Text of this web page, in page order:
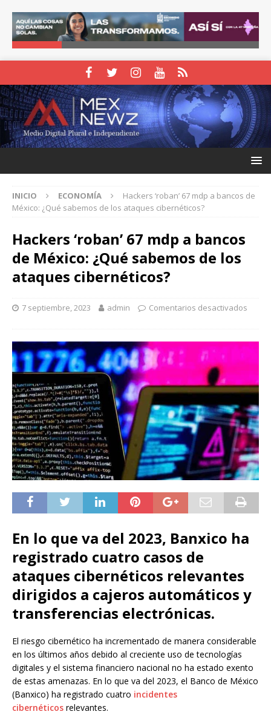
INICIO ECONOMÍA
Hackers ‘roban’ 67 mdp a bancos de
México: ¿Qué sabemos de los ataques cibernéticos?
Hackers ‘roban’ 67 mdp a bancos
de México: ¿Qué sabemos de los
ataques cibernéticos?
7 septiembre, 2023 admin Comentarios desactivados
En lo que va del 2023, Banxico ha
registrado cuatro casos de
ataques cibernéticos relevantes
dirigidos a cajeros automáticos y
transferencias electrónicas.
El riesgo cibernético ha incrementado de manera considerable
en los últimos años debido al creciente uso de tecnologías
digitales y el sistema financiero nacional no ha estado exento
de estas amenazas. En lo que va del 2023, el Banco de México
(Banxico) ha registrado cuatro incidentes
cibernéticos relevantes.